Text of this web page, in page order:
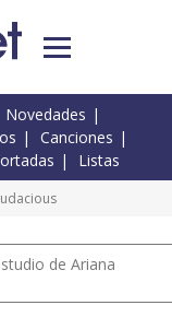
Novedades
Canciones
Listas
de Ariana